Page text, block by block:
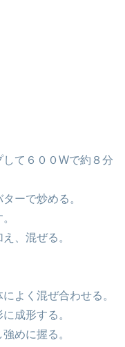
て６００Wで約８分
ーで炒める。
、混ぜる。
く混ぜ合わせる。
成形する。
めに握る。